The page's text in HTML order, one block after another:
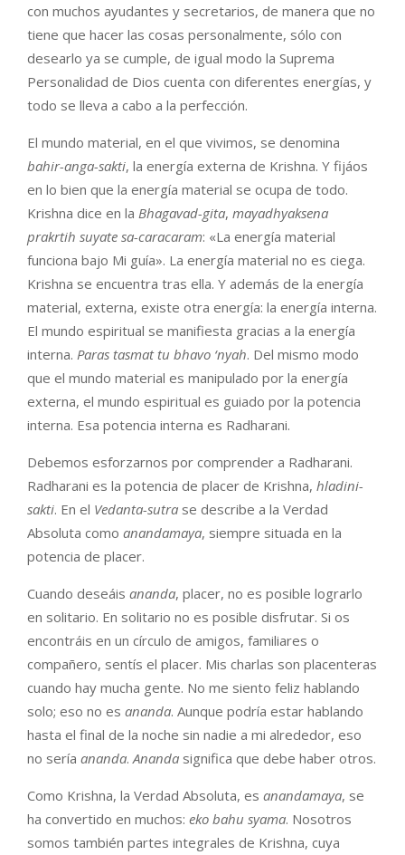
con muchos ayudantes y secretarios, de manera que no
tiene que hacer las cosas personalmente, sólo con
desearlo ya se cumple, de igual modo la Suprema
Personalidad de Dios cuenta con diferentes energías, y
todo se lleva a cabo a la perfección.
El mundo material, en el que vivimos, se denomina
bahir-anga-sakti, la energía externa de Krishna. Y fijáos
en lo bien que la energía material se ocupa de todo.
Krishna dice en la Bhagavad-gita, mayadhyaksena
prakrtih suyate sa-caracaram: «La energía material
funciona bajo Mi guía». La energía material no es ciega.
Krishna se encuentra tras ella. Y además de la energía
material, externa, existe otra energía: la energía interna.
El mundo espiritual se manifiesta gracias a la energía
interna. Paras tasmat tu bhavo ‘nyah. Del mismo modo
que el mundo material es manipulado por la energía
externa, el mundo espiritual es guiado por la potencia
interna. Esa potencia interna es Radharani.
Debemos esforzarnos por comprender a Radharani.
Radharani es la potencia de placer de Krishna, hladini-
sakti. En el Vedanta-sutra se describe a la Verdad
Absoluta como anandamaya, siempre situada en la
potencia de placer.
Cuando deseáis ananda, placer, no es posible lograrlo
en solitario. En solitario no es posible disfrutar. Si os
encontráis en un círculo de amigos, familiares o
compañero, sentís el placer. Mis charlas son placenteras
cuando hay mucha gente. No me siento feliz hablando
solo; eso no es ananda. Aunque podría estar hablando
hasta el final de la noche sin nadie a mi alrededor, eso
no sería ananda. Ananda significa que debe haber otros.
Como Krishna, la Verdad Absoluta, es anandamaya, se
ha convertido en muchos: eko bahu syama. Nosotros
somos también partes integrales de Krishna, cuya